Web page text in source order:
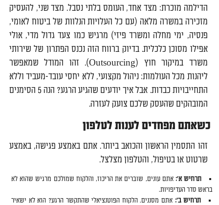
הדילמה מוכרת: מצד אחד, העומס בלתי נסבל. מצד שני, להעסיק
מזכירה במשרה מלאה (עם כל העלויות הנלוות של ביטוח לאומי,
פנסיה, ימי מחלה ומשרד פיזי) מרגיש כמו צעד גדול מדי, אולי
אפילו מסוכן כלכלית. בדיוק ברווח הזה נכנס הפתרון של שירותי
משרד במיקור חוץ (Outsourcing). זהו המודל שמאפשר
ליהנות מכל העולמות: ניהול מקצועי, ללא יחסי עובד-מעביד וללא
התחייבויות כבדות. אבל איך יודעים שהגיע הרגע? הנה 5 הסימנים
המובהקים שהעסק שלכם צועק לעזרה.
כשאתם מפחדים לענות לטלפון
זהו התסמין הראשון והכואב ביותר. אתם באמצע פגישה, באמצע
שרטוט או בטיפול, והטלפון מצלצל.
תרחיש א': אתם עונים, שוברים את הריכוז, והלקוח שמולכם מרגיש שהוא לא
בראש סדר העדיפויות.
תרחיש ב': אתם מסננים. הלקוח הפוטנציאלי שהתקשר הרגע? הוא לא ישאיר